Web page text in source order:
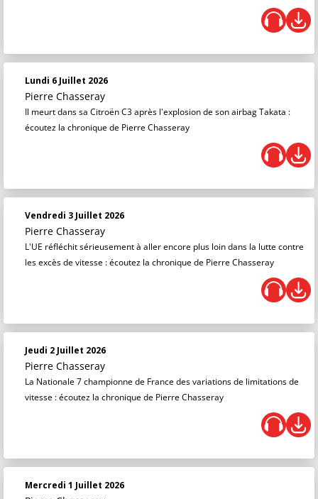
Lundi 6 Juillet 2026
Pierre Chasseray
Il meurt dans sa Citroën C3 après l'explosion de son airbag Takata :
écoutez la chronique de Pierre Chasseray
Vendredi 3 Juillet 2026
Pierre Chasseray
L'UE réfléchit sérieusement à aller encore plus loin dans la lutte contre
les excès de vitesse : écoutez la chronique de Pierre Chasseray
Jeudi 2 Juillet 2026
Pierre Chasseray
La Nationale 7 championne de France des variations de limitations de
vitesse : écoutez la chronique de Pierre Chasseray
Mercredi 1 Juillet 2026